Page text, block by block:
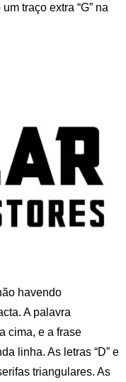
traço extra “G” na
havendo
A palavra
cima, e a frase
linha. As letras “D” e
triangulares. As